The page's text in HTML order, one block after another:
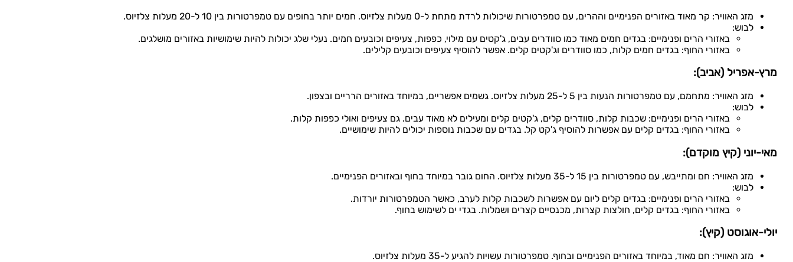
מזג האוויר: קר מאוד באזורים הפנימיים וההרים, עם טמפרטורות שיכולות לרדת מתחת ל-0 מעלות צלזיוס. חמים יותר בחופים עם טמפרטורות בין 10 ל-20 מעלות צלזיוס.
לבוש:
באזורי הרים ופנימיים: בגדים חמים מאוד כמו סוודרים עבים, ג'קטים עם מילוי, כפפות, צעיפים וכובעים חמים. נעלי שלג יכולות להיות שימושיות באזורים מושלגים.
באזורי החוף: בגדים חמים קלות, כמו סוודרים וג'קטים קלים. אפשר להוסיף צעיפים וכובעים קלילים.
מרץ-אפריל (אביב):
מזג האוויר: מתחמם, עם טמפרטורות הנעות בין 5 ל-25 מעלות צלזיוס. גשמים אפשריים, במיוחד באזורים הרריים ובצפון.
לבוש:
באזורי הרים ופנימיים: שכבות קלות, סוודרים קלים, ג'קטים קלים ומעילים לא מאוד עבים. גם צעיפים ואולי כפפות קלות.
באזורי החוף: בגדים קלים עם אפשרות להוסיף ג'קט קל. בגדים עם שכבות נוספות יכולים להיות שימושיים.
מאי-יוני (קיץ מוקדם):
מזג האוויר: חם ומתייבש, עם טמפרטורות בין 15 ל-35 מעלות צלזיוס. החום גובר במיוחד בחוף ובאזורים הפנימיים.
לבוש:
באזורי הרים ופנימיים: בגדים קלים ליום עם אפשרות לשכבות קלות לערב, כאשר הטמפרטורות יורדות.
באזורי החוף: בגדים קלים, חולצות קצרות, מכנסיים קצרים ושמלות. בגדי ים לשימוש בחוף.
יולי-אוגוסט (קיץ):
מזג האוויר: חם מאוד, במיוחד באזורים הפנימיים ובחוף. טמפרטורות עשויות להגיע ל-35 מעלות צלזיוס.